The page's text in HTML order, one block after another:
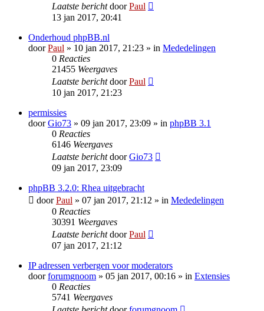
Laatste berichtdoorPaul
13 jan 2017, 20:41
Onderhoud phpBB.nl
doorPaul » 10 jan 2017, 21:23 » in Mededelingen
0 Reacties
21455 Weergaves
Laatste berichtdoorPaul
10 jan 2017, 21:23
permissies
doorGio73 » 09 jan 2017, 23:09 » in phpBB 3.1
0 Reacties
6146 Weergaves
Laatste berichtdoorGio73
09 jan 2017, 23:09
phpBB 3.2.0: Rhea uitgebracht
doorPaul » 07 jan 2017, 21:12 » in Mededelingen
0 Reacties
30391 Weergaves
Laatste berichtdoorPaul
07 jan 2017, 21:12
IP adressen verbergen voor moderators
doorforumgnoom » 05 jan 2017, 00:16 » in Extensies
0 Reacties
5741 Weergaves